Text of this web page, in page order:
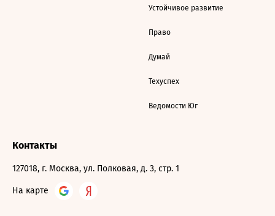
Устойчивое развитие
Право
Думай
Техуспех
Ведомости Юг
Контакты
127018, г. Москва, ул. Полковая, д. 3, стр. 1
На карте